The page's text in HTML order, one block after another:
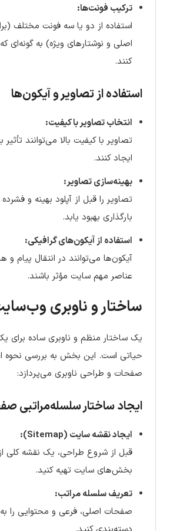
ترکیب فونت‌ها:
استفاده از دو یا سه فونت مختلف
اصلی و نوشتارهای ویژه) به گونه‌ای
کنند.
استفاده از تصاویر و آیکون‌ها
انتخاب تصاویر با کیفیت:
تصاویر با کیفیت بالا می‌توانند
ایجاد کنند.
بهینه‌سازی تصاویر:
تصاویر را قبل از آپلود بهینه و
بارگذاری بهبود یابد.
استفاده از آیکون‌های گرافیکی:
آیکون‌ها می‌توانند در انتقال پیام و
عناصر مهم سایت مؤثر باشند.
ساختار و ناوبری
یک ساختار منظم و ناوبری ساده برای
حیاتی است. این بخش به بررسی نحوه
صفحات و طراحی ناوبری می‌پردازد:
ایجاد ساختار سلسله‌مراتبی
ایجاد نقشه سایت (Sitemap):
قبل از شروع طراحی، یک نقشه کلی
بخش‌های سایت تهیه کنید.
تعریف سلسله مراتب:
صفحات اصلی، فرعی و محتوایی را